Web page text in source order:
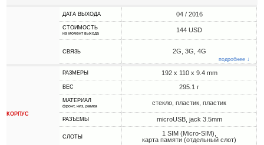
ДАТА ВЫХОДА 04 / 2016
СТОИМОСТЬ
на момент выхода 144 USD
СВЯЗЬ 2G, 3G, 4G
подробнее ↓
КОРПУС
РАЗМЕРЫ 192 x 110 x 9.4 mm
ВЕС 295.1 г
МАТЕРИАЛ
фронт, низ, рамка стекло, пластик, пластик
РАЗЪЕМЫ microUSB, jack 3.5mm
СЛОТЫ
1 SIM (Micro-SIM),
карта памяти (отдельный слот)